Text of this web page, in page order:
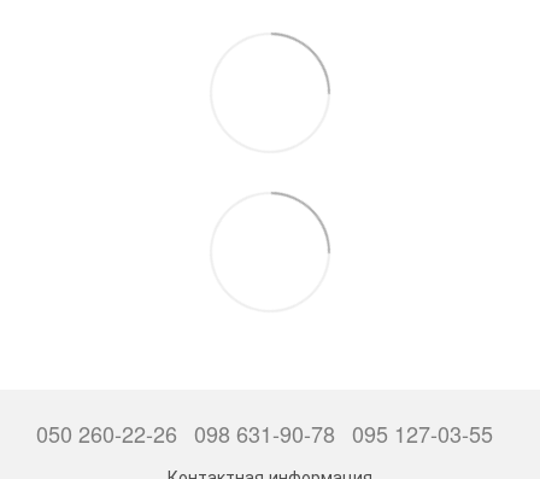
050 260-22-26 098 631-90-78 095 127-03-55